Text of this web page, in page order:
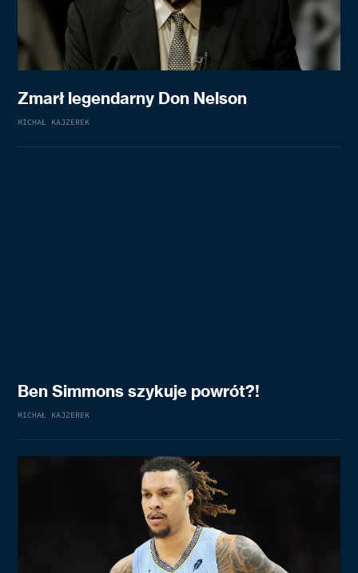
Zmarł legendarny Don Nelson
MICHAŁ KAJZEREK
Ben Simmons szykuje powrót?!
MICHAŁ KAJZEREK